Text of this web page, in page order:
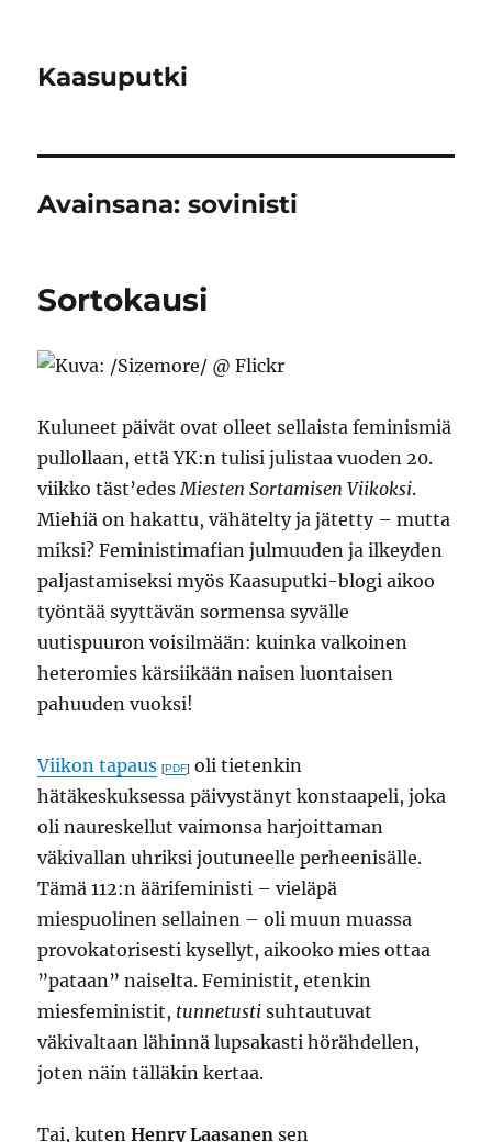
Kaasuputki
Avainsana:sovinisti
Sortokausi
Kuluneet päivät ovat olleet sellaista feminismiä
pullollaan, että YK:n tulisi julistaa vuoden 20.
viikko täst’edesMiesten Sortamisen Viikoksi.
Miehiä on hakattu, vähätelty ja jätetty – mutta
miksi? Feministimafian julmuuden ja ilkeyden
paljastamiseksi myös Kaasuputki-blogi aikoo
työntää syyttävän sormensa syvälle
uutispuuron voisilmään: kuinka valkoinen
heteromies kärsiikään naisen luontaisen
pahuuden vuoksi!
Viikon tapaus [PDF] oli tietenkin
hätäkeskuksessa päivystänyt konstaapeli, joka
oli naureskellut vaimonsa harjoittaman
väkivallan uhriksi joutuneelle perheenisälle.
Tämä 112:n äärifeministi – vieläpä
miespuolinen sellainen – oli muun muassa
provokatorisesti kysellyt, aikooko mies ottaa
”pataan” naiselta. Feministit, etenkin
miesfeministit, tunnetusti suhtautuvat
väkivaltaan lähinnä lupsakasti hörähdellen,
joten näin tälläkin kertaa.
Tai, kutenHenry Laasanen sen